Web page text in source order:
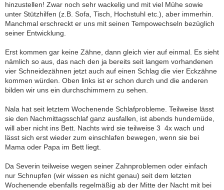
hinzustellen! Zwar noch sehr wackelig und mit viel Mühe sowie
unter Stützhilfen (z.B. Sofa, Tisch, Hochstuhl etc.), aber immerhin.
Manchmal erschreckt er uns mit seinen Tempowechseln bezüglich
seiner Entwicklung.
Erst kommen gar keine Zähne, dann gleich vier auf einmal. Es sieht
nämlich so aus, das nach den ja bereits seit langem vorhandenen
vier Schneidezähnen jetzt auch auf einen Schlag die vier Eckzähne
kommen würden. Oben links ist er schon durch und die anderen
bilden wir uns ein durchschimmern zu sehen.
Nala hat seit letztem Wochenende Schlafprobleme. Teilweise lässt
sie den Nachmittagsschlaf ganz ausfallen, ist abends hundemüde,
will aber nicht ins Bett. Nachts wird sie teilweise 3  4x wach und
lässt sich erst wieder zum einschlafen bewegen, wenn sie bei
Mama oder Papa im Bett liegt.
Da Severin teilweise wegen seiner Zahnproblemen oder einfach
nur Schnupfen (wir wissen es nicht genau) seit dem letzten
Wochenende ebenfalls regelmäßig ab der Mitte der Nacht mit bei